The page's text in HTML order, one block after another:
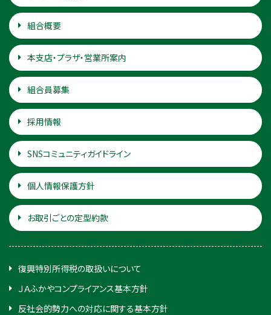
組合概要
本支店・プラザ・営業所案内
組合員募集
採用情報
SNSコミュニティガイドライン
個人情報保護方針
お取引ごとの定型約款
復興特別所得税の取扱いについて
ＪＡふかやコンプライアンス基本方針
反社会的勢力への対応に関する基本方針